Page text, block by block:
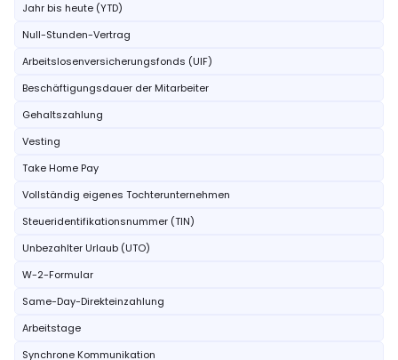
Jahr bis heute (YTD)
Null-Stunden-Vertrag
Arbeitslosenversicherungsfonds (UIF)
Beschäftigungsdauer der Mitarbeiter
Gehaltszahlung
Vesting
Take Home Pay
Vollständig eigenes Tochterunternehmen
Steueridentifikationsnummer (TIN)
Unbezahlter Urlaub (UTO)
W-2-Formular
Same-Day-Direkteinzahlung
Arbeitstage
Synchrone Kommunikation